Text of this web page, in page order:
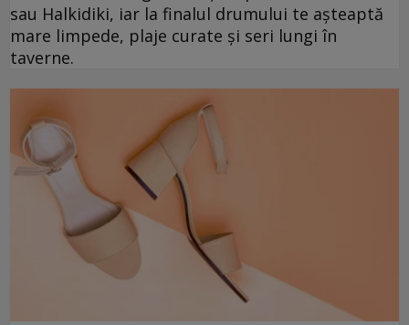
sau Halkidiki, iar la finalul drumului te așteaptă
mare limpede, plaje curate și seri lungi în
taverne.